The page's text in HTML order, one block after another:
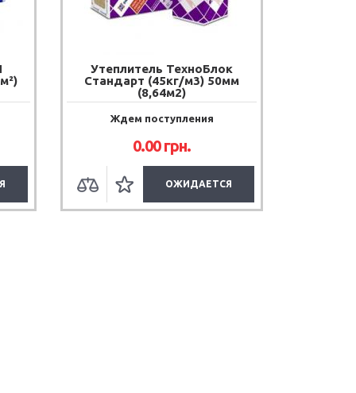
Утеплитель ТехноБлок
Стандарт (45кг/м3) 50мм
(8,64м2)
Ждем поступления
0.00грн.
ОЖИДАЕТСЯ